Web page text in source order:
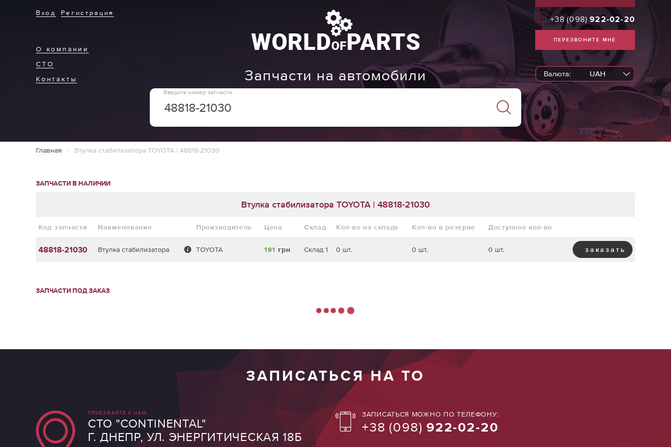
О компании
СТО
Контакты
Вход Регистрация
+38 (098) 922-02-20
ПЕРЕЗВОНИТЕ МНЕ
Запчасти на автомобили
Введите номер запчасти
Валюта: UAH
Главная Втулка стабилизатора TOYOTA | 48818-21030
ЗАПЧАСТИ В НАЛИЧИИ
Втулка стабилизатора TOYOTA | 48818-21030
Код запчасти Наименование Производитель Цена Склад Кол-во на складе Кол-во в резерве Доступное кол-во
48818-21030 Втулка стабилизатора TOYOTA 191 грн Склад 1 0 шт. 0 шт. 0 шт. заказать
ЗАПЧАСТИ ПОД ЗАКАЗ
ЗАПИСАТЬСЯ НА ТО
ПРИЕЗЖАЙТЕ К НАМ:
СТО "CONTINENTAL"
Г. ДНЕПР, УЛ. ЭНЕРГИТИЧЕСКАЯ 18Б
ЗАПИСАТЬСЯ МОЖНО ПО ТЕЛЕФОНУ:
+38 (098) 922-02-20